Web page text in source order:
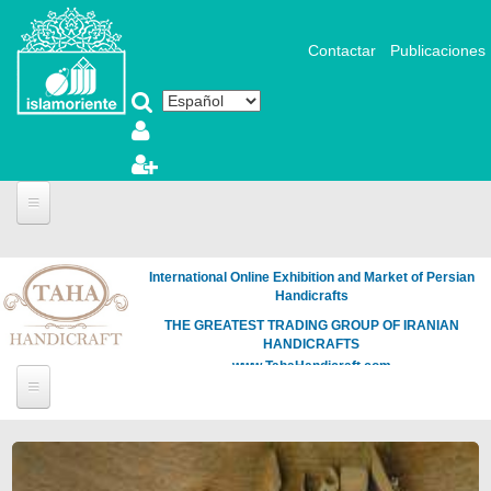
Pasar al contenido principal
Contactar Publicaciones
International Online Exhibition and Market of Persian
Handicrafts
THE GREATEST TRADING GROUP OF IRANIAN
HANDICRAFTS
www.TahaHandicraft.com
Páginas